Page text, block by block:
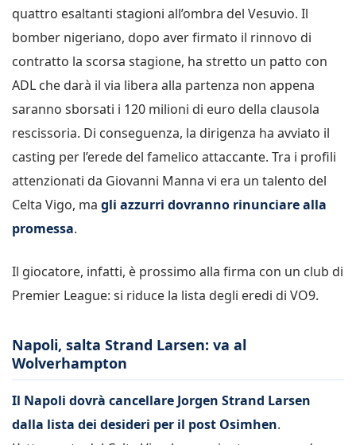
quattro esaltanti stagioni all’ombra del Vesuvio. Il
bomber nigeriano, dopo aver firmato il rinnovo di
contratto la scorsa stagione, ha stretto un patto con
ADL che darà il via libera alla partenza non appena
saranno sborsati i 120 milioni di euro della clausola
rescissoria. Di conseguenza, la dirigenza ha avviato il
casting per l’erede del famelico attaccante. Tra i profili
attenzionati da Giovanni Manna vi era un talento del
Celta Vigo, ma gli azzurri dovranno rinunciare alla
promessa.
Il giocatore, infatti, è prossimo alla firma con un club di
Premier League: si riduce la lista degli eredi di VO9.
Napoli, salta Strand Larsen: va al
Wolverhampton
Il Napoli dovrà cancellare Jorgen Strand Larsen
dalla lista dei desideri per il post Osimhen.